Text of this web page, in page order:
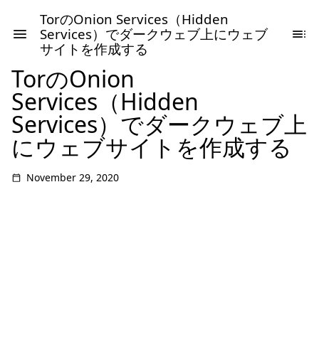
TorのOnion Services（Hidden
Services）でダークウェブ上にウェブ
サイトを作成する
TorのOnion
Services（Hidden
Services）でダークウェブ上
にウェブサイトを作成する
November 29, 2020